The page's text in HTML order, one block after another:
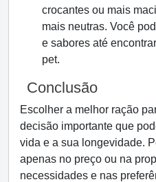
crocantes ou mais
mais neutras. Você
e sabores até
pet.
Conclusão
Escolher a melhor ração
decisão importante que
vida e a sua longevidade.
apenas no preço ou na
necessidades e nas